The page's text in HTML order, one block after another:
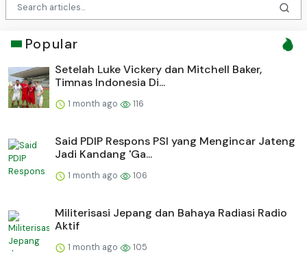
Popular
Setelah Luke Vickery dan Mitchell Baker,
Timnas Indonesia Di...
1 month ago 116
Said PDIP Respons PSI yang Mengincar Jateng
Jadi Kandang 'Ga...
1 month ago 106
Militerisasi Jepang dan Bahaya Radiasi Radio
Aktif
1 month ago 105